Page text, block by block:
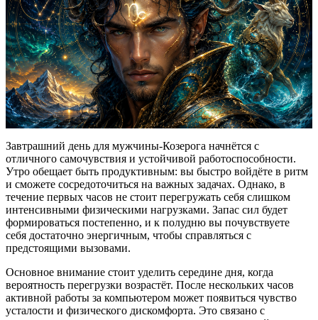
Завтрашний день для мужчины-Козерога начнётся с
отличного самочувствия и устойчивой работоспособности.
Утро обещает быть продуктивным: вы быстро войдёте в ритм
и сможете сосредоточиться на важных задачах. Однако, в
течение первых часов не стоит перегружать себя слишком
интенсивными физическими нагрузками. Запас сил будет
формироваться постепенно, и к полудню вы почувствуете
себя достаточно энергичным, чтобы справляться с
предстоящими вызовами.
Основное внимание стоит уделить середине дня, когда
вероятность перегрузки возрастёт. После нескольких часов
активной работы за компьютером может появиться чувство
усталости и физического дискомфорта. Это связано с